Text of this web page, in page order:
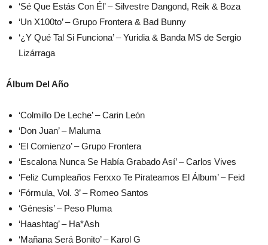
‘Sé Que Estás Con Él’ – Silvestre Dangond, Reik & Boza
‘Un X100to’ – Grupo Frontera & Bad Bunny
‘¿Y Qué Tal Si Funciona’ – Yuridia & Banda MS de Sergio
Lizárraga
Álbum Del Año
‘Colmillo De Leche’ – Carin León
‘Don Juan’ – Maluma
‘El Comienzo’ – Grupo Frontera
‘Escalona Nunca Se Había Grabado Así’ – Carlos Vives
‘Feliz Cumpleaños Ferxxo Te Pirateamos El Álbum’ – Feid
‘Fórmula, Vol. 3’ – Romeo Santos
‘Génesis’ – Peso Pluma
‘Haashtag’ – Ha*Ash
‘Mañana Será Bonito’ – Karol G